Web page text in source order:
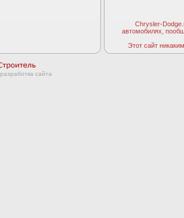
Chrysler-
автомобилях,
Этот сайт
сайта